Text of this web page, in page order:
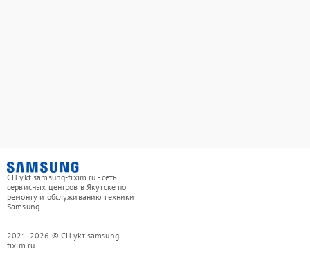
СЦ ykt.samsung-fixim.ru - сеть
сервисных центров в Якутске по
ремонту и обслуживанию техники
Samsung
2021-2026 © СЦ ykt.samsung-
fixim.ru